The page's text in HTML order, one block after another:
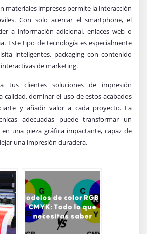
materiales impresos permite la interacción
Con solo acercar el smartphone, el
a información adicional, enlaces web o
Este tipo de tecnología es especialmente
inteligentes, packaging con contenido
de marketing.
tus clientes soluciones de impresión
calidad, dominar el uso de estos acabados
y añadir valor a cada proyecto. La
adecuadas puede transformar un
una pieza gráfica impactante, capaz de
una impresión duradera.